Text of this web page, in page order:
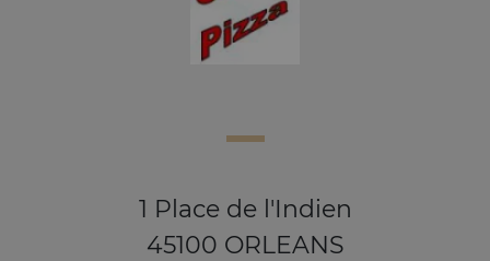
1 Place de l'Indien
45100 ORLEANS